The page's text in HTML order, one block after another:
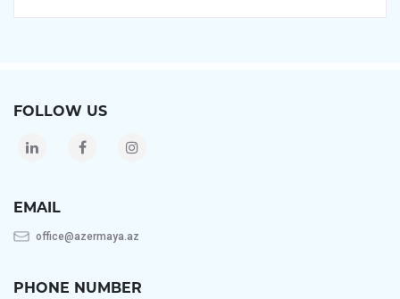
FOLLOW US
EMAIL
office@azermaya.az
PHONE NUMBER